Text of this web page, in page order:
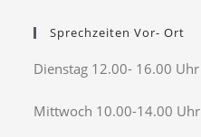
Sprechzeiten Vor- Ort
Dienstag 12.00- 16.00 Uhr
Mittwoch 10.00-14.00 Uhr